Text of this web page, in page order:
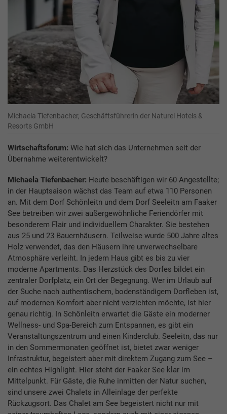
Michaela Tiefenbacher, Geschäftsführerin der Naturel Hotels &
Resorts GmbH
Wirtschaftsforum: Wie hat sich das Unternehmen seit der
Übernahme weiterentwickelt?
Michaela Tiefenbacher: Heute beschäftigen wir 60 Angestellte;
in der Hauptsaison wächst das Team auf etwa 110 Personen
an. Mit dem Dorf Schönleitn und dem Dorf Seeleitn am Faaker
See betreiben wir zwei außergewöhnliche Feriendörfer mit
besonderem Flair und individuellem Charakter. Sie bestehen
aus 25 und 23 Bauernhäusern. Teilweise wurde 500 Jahre altes
Holz verwendet, das den Häusern ihre unverwechselbare
Atmosphäre verleiht. In jedem Haus gibt es bis zu vier
moderne Apartments. Das Herzstück des Dorfes bildet ein
zentraler Dorfplatz, ein Ort der Begegnung. Wer im Urlaub auf
der Suche nach authentischem, bodenständigem Dorfleben ist,
auf modernen Komfort aber nicht verzichten möchte, ist hier
genau richtig. In Schönleitn erwartet die Gäste ein moderner
Wellness- und Spa-Bereich zum Entspannen, es gibt ein
Veranstaltungszentrum und einen Kinderclub. Seeleitn, das nur
in den Sommermonaten geöffnet ist, bietet zwar weniger
Infrastruktur, begeistert aber mit direktem Zugang zum See –
ein echtes Highlight. Hier steht der Faaker See klar im
Mittelpunkt. Für Gäste, die Ruhe inmitten der Natur suchen,
sind unsere zwei Chalets in Alleinlage der perfekte
Rückzugsort. Das Chalet am See begeistert nicht nur mit